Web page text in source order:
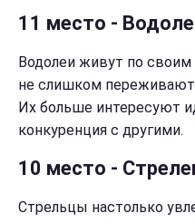
11 место -
Водолеи живут по
не слишком
Их больше интересуют
конкуренция с другими.
10 место -
Стрельцы настолько